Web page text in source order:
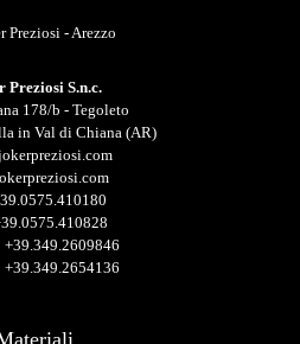
Preziosi S.n.c.
178/b - Tegoleto
in Val di Chiana (AR)
+39.349.2609846
+39.349.2654136